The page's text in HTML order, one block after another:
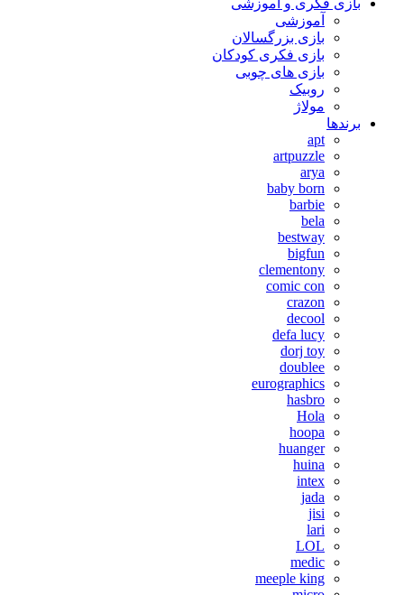
آموزشی
بازی بزرگسالان
بازی فکری کودکان
بازی های چوبی
روبیک
مولاژ
برندها
apt
artpuzzle
arya
baby born
barbie
bela
bestway
bigfun
clementony
comic con
crazon
decool
defa lucy
dorj toy
doublee
eurographics
hasbro
Hola
hoopa
huanger
huina
intex
jada
jisi
lari
LOL
medic
meeple king